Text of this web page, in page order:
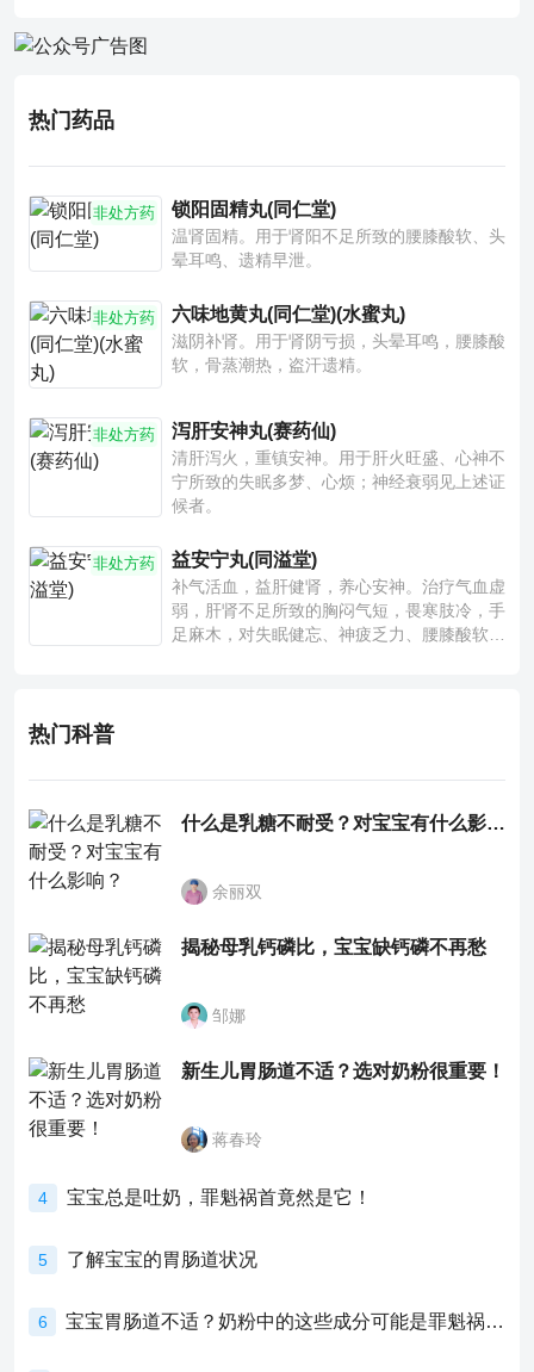
热门药品
非处方药 锁阳固精丸(同仁堂)
温肾固精。用于肾阳不足所致的腰膝酸软、头
晕耳鸣、遗精早泄。
非处方药 六味地黄丸(同仁堂)(水蜜丸)
滋阴补肾。用于肾阴亏损，头晕耳鸣，腰膝酸
软，骨蒸潮热，盗汗遗精。
非处方药 泻肝安神丸(赛药仙)
清肝泻火，重镇安神。用于肝火旺盛、心神不
宁所致的失眠多梦、心烦；神经衰弱见上述证
候者。
非处方药 益安宁丸(同溢堂)
补气活血，益肝健肾，养心安神。治疗气血虚
弱，肝肾不足所致的胸闷气短，畏寒肢冷，手
足麻木，对失眠健忘、神疲乏力、腰膝酸软也
热门科普
什么是乳糖不耐受？对宝宝有什么影响？
余丽双
揭秘母乳钙磷比，宝宝缺钙磷不再愁
邹娜
新生儿胃肠道不适？选对奶粉很重要！
蒋春玲
4 宝宝总是吐奶，罪魁祸首竟然是它！
5 了解宝宝的胃肠道状况
6 宝宝胃肠道不适？奶粉中的这些成分可能是罪魁祸首！